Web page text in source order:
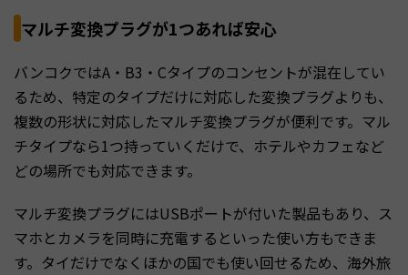
マルチ変換プラグが1つあれば安心
バンコクではA・B3・Cタイプのコンセントが混在してい
るため、特定のタイプだけに対応した変換プラグよりも、
複数の形状に対応したマルチ変換プラグが便利です。マル
チタイプなら1つ持っていくだけで、ホテルやカフェなど
どの場所でも対応できます。
マルチ変換プラグにはUSBポートが付いた製品もあり、ス
マホとカメラを同時に充電するといった使い方もできま
す。タイだけでなくほかの国でも使い回せるため、海外旅